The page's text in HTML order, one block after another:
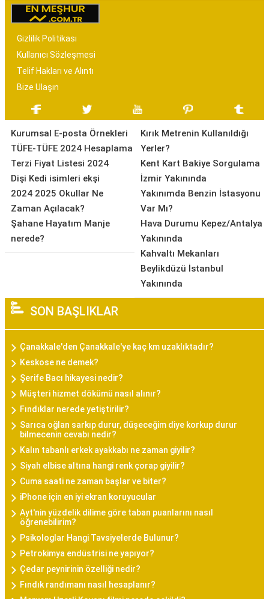
Gizlilik Politikası
Kullanıcı Sözleşmesi
Telif Hakları ve Alıntı
Bize Ulaşın
Kurumsal E-posta Örnekleri
TÜFE-TÜFE 2024 Hesaplama
Terzi Fiyat Listesi 2024
Dişi Kedi isimleri ekşi
2024 2025 Okullar Ne
Zaman Açılacak?
Şahane Hayatım Manje
nerede?
Kırık Metrenin Kullanıldığı
Yerler?
Kent Kart Bakiye Sorgulama
İzmir Yakınında
Yakınımda Benzin İstasyonu
Var Mı?
Hava Durumu Kepez/Antalya
Yakınında
Kahvaltı Mekanları
Beylikdüzü İstanbul
Yakınında
SON BAŞLIKLAR
Çanakkale'den Çanakkale'ye kaç km uzaklıktadır?
Keskose ne demek?
Şerife Bacı hikayesi nedir?
Müşteri hizmet dökümü nasıl alınır?
Fındıklar nerede yetiştirilir?
Sarıca oğlan sarkıp durur, düşeceğim diye korkup durur
bilmecenin cevabı nedir?
Kalın tabanlı erkek ayakkabı ne zaman giyilir?
Siyah elbise altına hangi renk çorap giyilir?
Cuma saati ne zaman başlar ve biter?
iPhone için en iyi ekran koruyucular
Ayt'nin yüzdelik dilime göre taban puanlarını nasıl
öğrenebilirim?
Psikologlar Hangi Tavsiyelerde Bulunur?
Petrokimya endüstrisi ne yapıyor?
Çedar peynirinin özelliği nedir?
Fındık randımanı nasıl hesaplanır?